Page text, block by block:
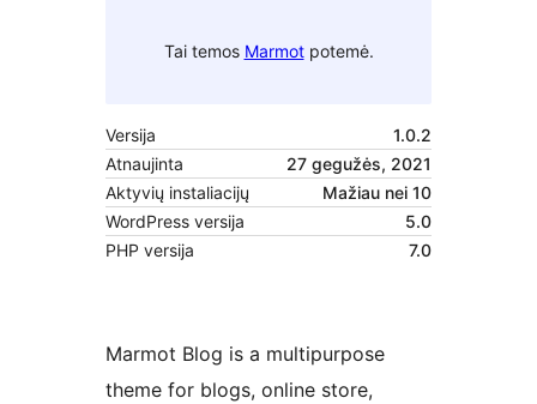
Tai temos Marmotpotemė.
Versija
1.0.2
Atnaujinta
27 gegužės, 2021
Aktyvių instaliacijų
Mažiau nei 10
WordPress versija
5.0
PHP versija
7.0
Marmot Blog is a multipurpose
theme for blogs, online store,